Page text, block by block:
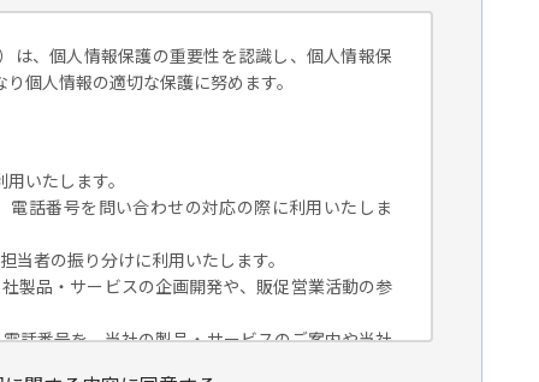
は、個人情報保護の重要性を認識し、個人情報保
個人情報の適切な保護に努めます。
いたします。
話番号を問い合わせの対応の際に利用いたしま
者の振り分けに利用いたします。
製品・サービスの企画開発や、販促営業活動の参
話番号を、当社の製品・サービスのご案内や当社